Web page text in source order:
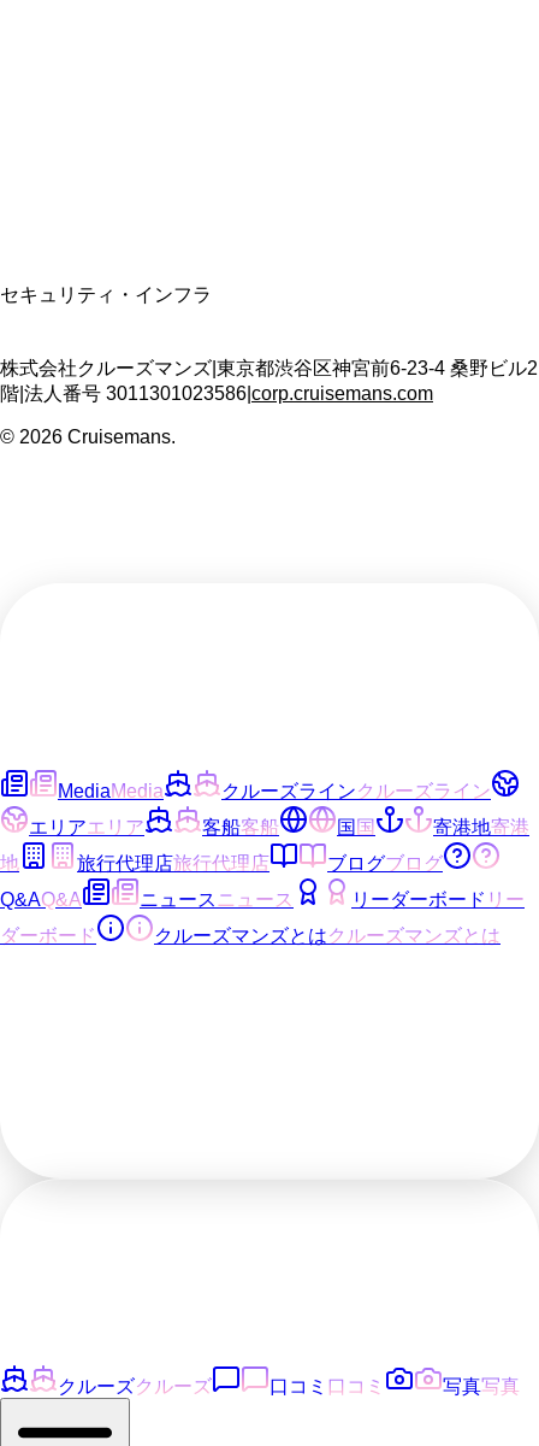
セキュリティ・インフラ
株式会社クルーズマンズ 東京都渋谷区神宮前6-23-4 桑野ビル2
階 法人番号 3011301023586 corp.cruisemans.com
© 2026 Cruisemans.
MediaMedia クルーズラインクルーズライン
エリアエリア 客船客船 国国 寄港地寄港
地
旅行代理店旅行代理店 ブログブログ
Q&AQ&A ニュース ニュース リーダーボード リー
ダーボード
クルーズマンズとはクルーズマンズとは
クルーズクルーズ 口コミ 口コミ 写真写真